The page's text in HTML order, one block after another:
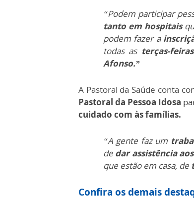
“Podem participar
tanto em hospitais
podem fazer a
todas as terças-
Afonso.”
A Pastoral da Saúde conta
Pastoral da Pessoa Idosa
cuidado com às famílias.
“A gente faz um
de dar assistência
que estão em casa, de
Confira os demais